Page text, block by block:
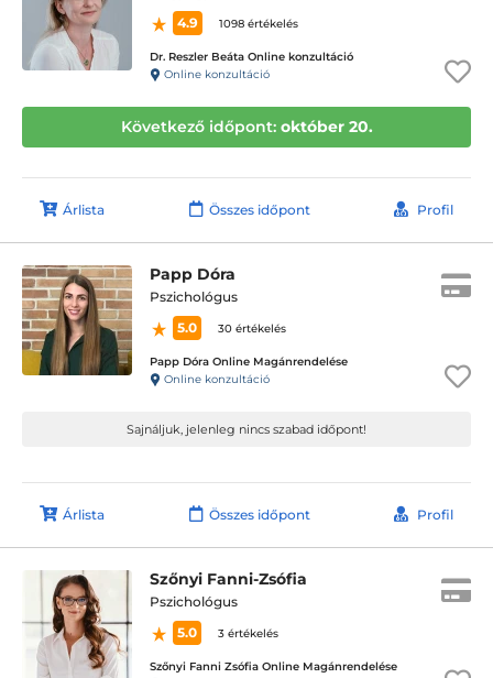
4.9
1098 értékelés
Dr. Reszler Beáta Online konzultáció
Online konzultáció
Következő időpont: október 20.
Árlista Összes időpont Profil
Papp Dóra
Pszichológus
5.0
30 értékelés
Papp Dóra Online Magánrendelése
Online konzultáció
Sajnáljuk, jelenleg nincs szabad időpont!
Árlista Összes időpont Profil
Szőnyi Fanni-Zsófia
Pszichológus
5.0
3 értékelés
Szőnyi Fanni Zsófia Online Magánrendelése